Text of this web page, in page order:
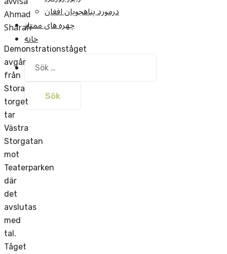
درمورد پناهجويان افغان
چهره های ممتاز
خانه
Sök
efter:
Ahmad
Sharafi
Demonstrationståget
avgår
från
Stora
torget
tar
Västra
Storgatan
mot
Teaterparken
där
det
avslutas
med
tal.
Tåget